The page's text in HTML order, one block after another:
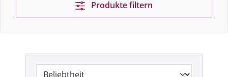
Produkte filtern